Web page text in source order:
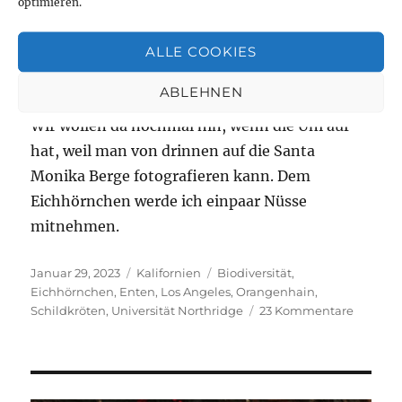
ALLE COOKIES
ABLEHNEN
Objektivdeckel noch drauf. Das machte alles gar
nichts, denn er wartete geduldig, bis ich mich
ausgemoscht hatte.
Wir wollen da nochmal hin, wenn die Uni auf
hat, weil man von drinnen auf die Santa
Monika Berge fotografieren kann. Dem
Eichhörnchen werde ich einpaar Nüsse
mitnehmen.
Veröffentlicht
am
Januar 29, 2023 Kategorien
Kalifornien Schlagwörter
Biodiversität,
Eichhörnchen, Enten, Los Angeles,Orangenhain,
Schildkröten, Universität Northridge 23 Kommentarezu